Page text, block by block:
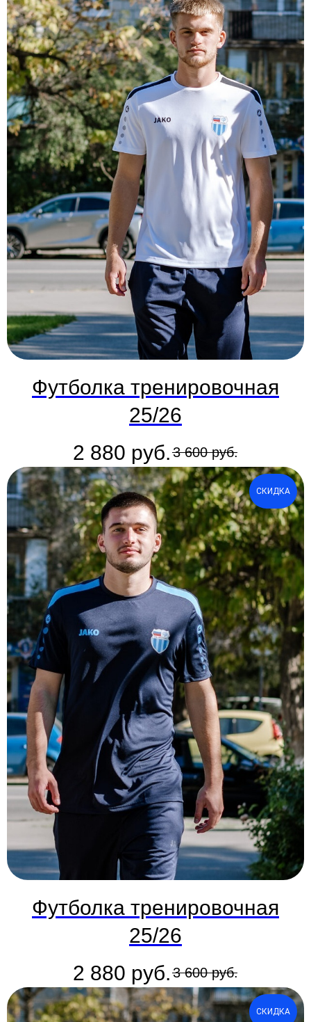
Футболка тренировочная
25/26
2 880 руб. 3 600 руб.
СКИДКА
Футболка тренировочная
25/26
2 880 руб. 3 600 руб.
СКИДКА